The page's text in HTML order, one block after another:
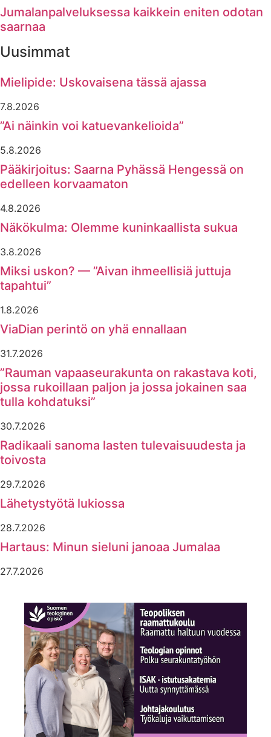
Jumalanpalveluksessa kaikkein eniten odotan
saarnaa
Uusimmat
Mielipide: Uskovaisena tässä ajassa
7.8.2026
”Ai näinkin voi katuevankelioida”
5.8.2026
Pääkirjoitus: Saarna Pyhässä Hengessä on
edelleen korvaamaton
4.8.2026
Näkökulma: Olemme kuninkaallista sukua
3.8.2026
Miksi uskon? — ”Aivan ihmeellisiä juttuja
tapahtui”
1.8.2026
ViaDian perintö on yhä ennallaan
31.7.2026
”Rauman vapaaseurakunta on rakastava koti,
jossa rukoillaan paljon ja jossa jokainen saa
tulla kohdatuksi”
30.7.2026
Radikaali sanoma lasten tulevaisuudesta ja
toivosta
29.7.2026
Lähetystyötä lukiossa
28.7.2026
Hartaus: Minun sieluni janoaa Jumalaa
27.7.2026